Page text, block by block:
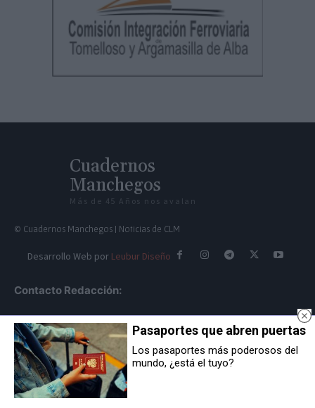
Cuadernos
Manchegos
Más de 45 Años nos avalan
© Cuadernos Manchegos | Noticias de CLM
Desarrollo Web por Leubur Diseño
Contacto Redacción:
redaccion@cuadernosmanchegos.com
Contacto Dirección:
info@cuadernosmanchegos.com
Pasaportes que abren puertas
Los pasaportes más poderosos del
mundo, ¿está el tuyo?